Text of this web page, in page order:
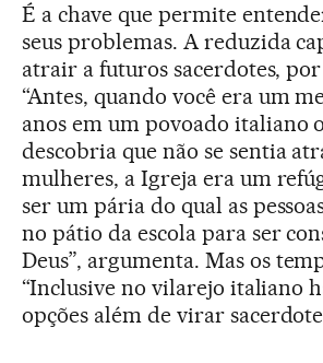
É a chave que permite
seus problemas. A reduzida
atrair a futuros sacerdotes,
“Antes, quando você era um
anos em um povoado italiano
descobria que não se sentia
mulheres, a Igreja era um
ser um pária do qual as
no pátio da escola para ser
Deus”, argumenta. Mas os
“Inclusive no vilarejo italiano
opções além de virar